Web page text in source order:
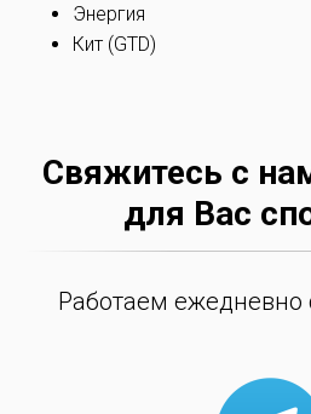
Энергия
Кит (GTD)
Свяжитесь с
для Вас
Работаем ежедневно